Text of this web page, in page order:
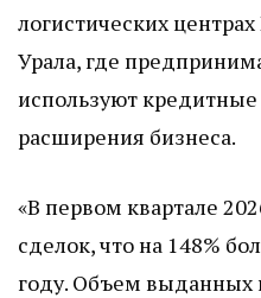
логистических
Урала, где
используют
расширения бизнеса.
«В первом квартале
сделок, что на 148%
году. Объем выданных